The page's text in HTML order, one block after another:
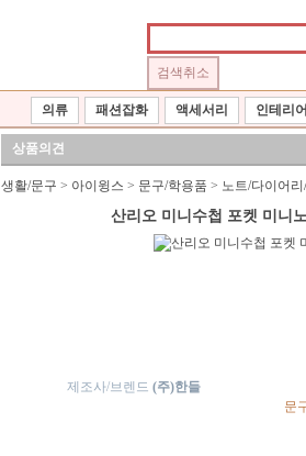
의류 패션잡화 액세서리 인테리
상품의견
생활/문구 > 아이윙스 > 문구/학용품 > 노트/다이어
산리오 미니수첩 포켓 미니
제조사/브렌드 (주)한들
문